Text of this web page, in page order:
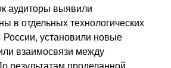
аудиторы выявили
в отдельных технологических
установили новые
взаимосвязи между